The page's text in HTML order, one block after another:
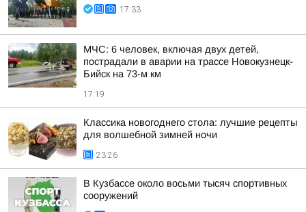
17:33
МЧС: 6 человек, включая двух детей,
пострадали в аварии на трассе Новокузнецк-
Бийск на 73-м км
17:19
Классика новогоднего стола: лучшие рецепты
для волшебной зимней ночи
23:26
В Кузбассе около восьми тысяч спортивных
сооружений